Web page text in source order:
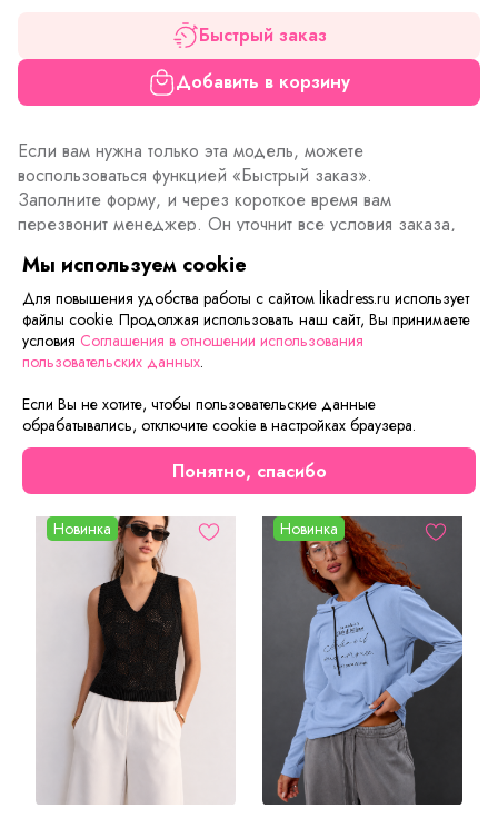
Быстрый заказ
Добавить в корзину
Если вам нужна только эта модель, можете
воспользоваться функцией «Быстрый заказ».
Заполните форму, и через короткое время вам
перезвонит менеджер. Он уточнит все условия заказа,
ответит на вопросы, а также подскажет о вариантах
оплаты и доставки.
Описание товараХарактеристики товара
Сейчас на сайте смотрят
Новинка Новинка
Мы используем cookie
Для повышения удобства работы с сайтом likadress.ru использует
файлы cookie. Продолжая использовать наш сайт, Вы принимаете
условия Соглашения в отношении использования
пользовательских данных.
Если Вы не хотите, чтобы пользовательские данные
обрабатывались, отключите cookie в настройках браузера.
Понятно, спасибо